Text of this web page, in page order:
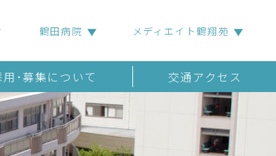
鶴田病院 メディエイト鶴翔苑
用･募集について 交通アクセス